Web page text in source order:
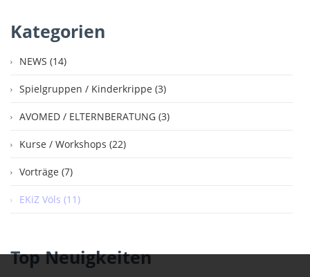
Kategorien
NEWS (14)
Spielgruppen / Kinderkrippe (3)
AVOMED / ELTERNBERATUNG (3)
Kurse / Workshops (22)
Vorträge (7)
EKiZ Völs (11)
Top Neuigkeiten